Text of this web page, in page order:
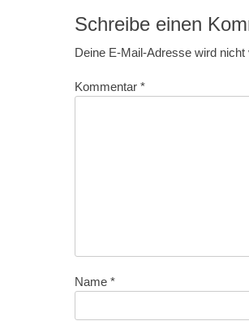
Schreibe einen
Deine E-Mail-Adresse wird nicht
Kommentar *
Name *